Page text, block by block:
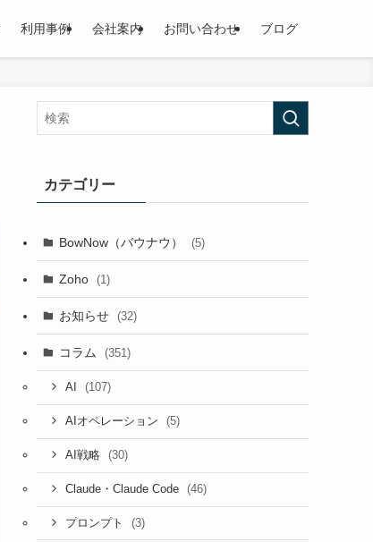
利用事例 会社案内 お問い合わせ ブログ
カテゴリー
BowNow（バウナウ） (5)
Zoho (1)
お知らせ (32)
コラム (351)
AI (107)
AIオペレーション (5)
AI戦略 (30)
Claude・Claude Code (46)
プロンプト (3)